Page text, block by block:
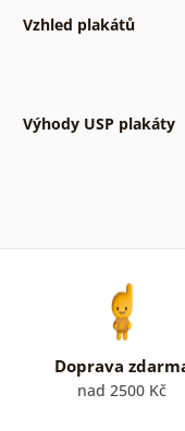
Vzhled plakátů
Výhody USP plakáty
Doprava
nad 2500 Kč